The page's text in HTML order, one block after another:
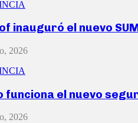
inauguró el nuevo
2026
funciona el nuevo
2026